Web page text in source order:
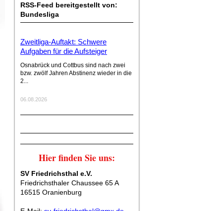
RSS-Feed bereitgestellt von:
Bundesliga
Zweitliga-Auftakt: Schwere
Aufgaben für die Aufsteiger
Osnabrück und Cottbus sind nach zwei
bzw. zwölf Jahren Abstinenz wieder in die
2...
06.08.2026
Hier finden Sie uns:
SV Friedrichsthal e.V.
Friedrichsthaler Chaussee 65 A
16515 Oranienburg